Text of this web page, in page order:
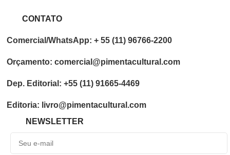
CONTATO
Comercial/WhatsApp: + 55 (11) 96766-2200
Orçamento: comercial@pimentacultural.com
Dep. Editorial: +55 (11) 91665-4469
Editoria: livro@pimentacultural.com
NEWSLETTER